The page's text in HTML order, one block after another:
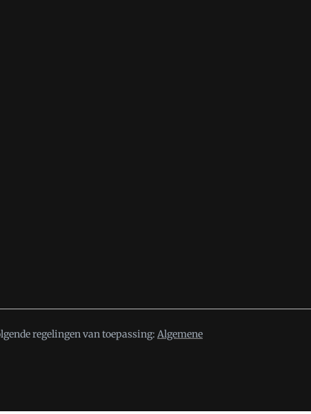
regelingen van toepassing: Algemene